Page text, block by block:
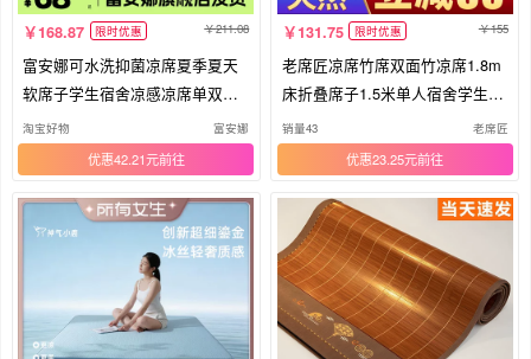
168.87 限时优惠 211.08
富安娜可水洗抑菌凉席夏季夏天
软席子学生宿舍凉感凉席单双人
床席
淘宝好物 富安娜
优惠42.21元
131.75 限时优惠 155
老席匠凉席竹席双面竹凉席1.8m
床折叠席子1.5米单人宿舍学生席
1.2
销量43 老席匠
优惠23.25元